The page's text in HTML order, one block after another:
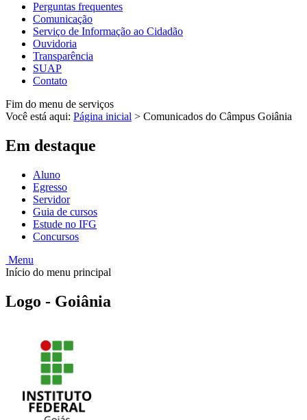
Perguntas frequentes
Comunicação
Serviço de Informação ao Cidadão
Ouvidoria
Transparência
SUAP
Contato
Fim do menu de serviços
Você está aqui: Página inicial > Comunicados do Câmpus Goiânia
Em destaque
Aluno
Egresso
Servidor
Guia de cursos
Estude no IFG
Concursos
Menu
Início do menu principal
Logo - Goiânia